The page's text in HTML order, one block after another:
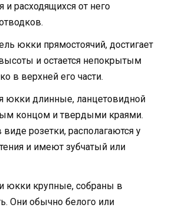
и расходящихся от него
юкки прямостоячий, достигает
и остается непокрытым
в верхней его части.
юкки длинные, ланцетовидной
концом и твердыми краями.
розетки, располагаются у
и имеют зубчатый или
юкки крупные, собраны в
Они обычно белого или